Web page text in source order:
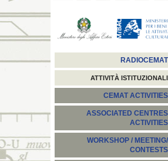
RADIOCEMAT
ATTIVITÀ ISTITUZIONALI
CEMAT ACTIVITIES
ASSOCIATED CENTRES
ACTIVITIES
WORKSHOP / MEETING/
CONTESTS